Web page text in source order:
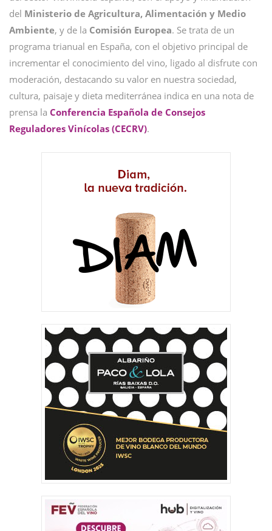
del Ministerio de Agricultura, Alimentación y Medio
Ambiente, y de la Comisión Europea. Se trata de un
programa trianual en España, con el objetivo principal de
incrementar el conocimiento del vino, ligado al disfrute con
moderación, destacando su valor en nuestra sociedad,
cultura, paisaje y dieta mediterránea indica en una nota de
prensa la Conferencia Española de Consejos
Reguladores Vinícolas (CECRV).